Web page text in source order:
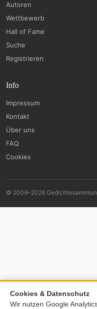
Autoren
Wettbewerb
Hall of Fame
Suche
Registrieren
Info
Impressum
Kontakt
Über uns
FAQ
Cookies
© 2006–2026
Cookies & Datenschutz
Wir nutzen Google